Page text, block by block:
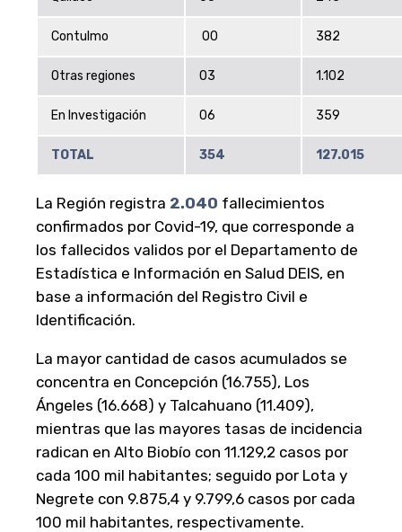
Contulmo 00 382
Otras regiones 03 1.102
En Investigación 06 359
TOTAL 354 127.015
La Región registra 2.040 fallecimientos
confirmados por Covid-19, que corresponde a
los fallecidos validos por el Departamento de
Estadística e Información en Salud DEIS, en
base a información del Registro Civil e
Identificación.
La mayor cantidad de casos acumulados se
concentra en Concepción (16.755), Los
Ángeles (16.668) y Talcahuano (11.409),
mientras que las mayores tasas de incidencia
radican en Alto Biobío con 11.129,2 casos por
cada 100 mil habitantes; seguido por Lota y
Negrete con 9.875,4 y 9.799,6 casos por cada
100 mil habitantes, respectivamente.